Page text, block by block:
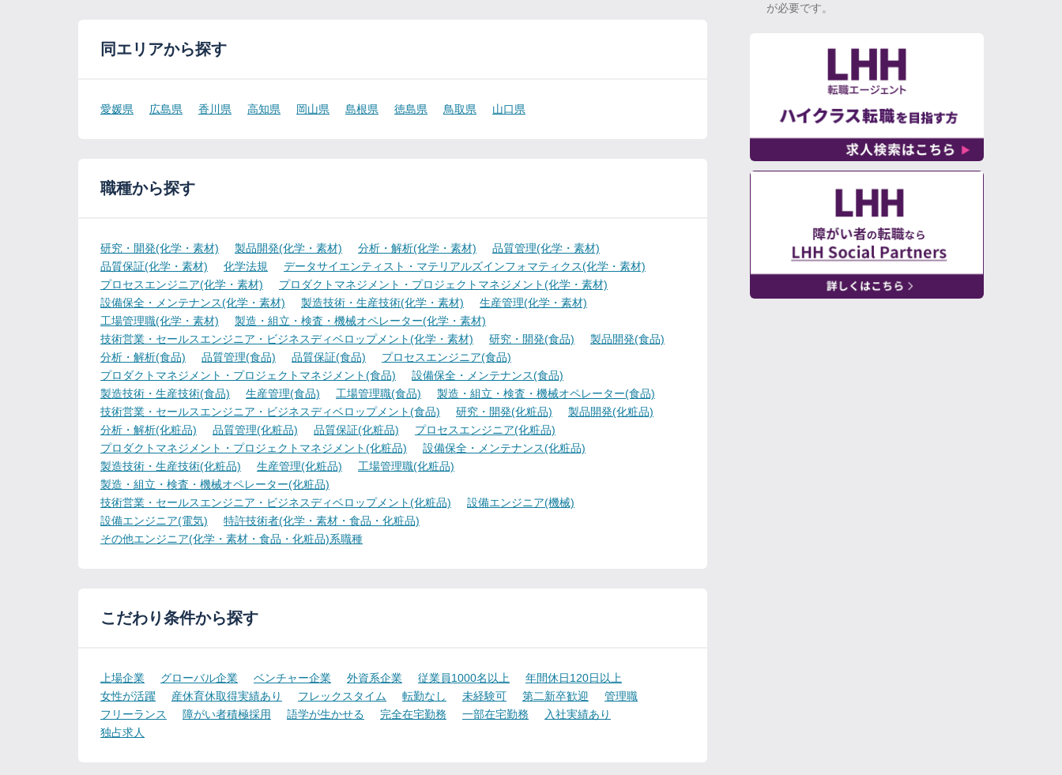
同エリアから探す
愛媛県 広島県 香川県 高知県 岡山県 島根県 徳島県 鳥取県 山口県
職種から探す
研究・開発(化学・素材) 製品開発(化学・素材) 分析・解析(化学・素材)
品質管理(化学・素材)
品質保証(化学・素材)
化学法規
データサイエンティスト・マテリアルズインフォマティクス(化学・素材)
プロセスエンジニア(化学・素材)
プロダクトマネジメント・プロジェクトマネジメント(化学・素材)
設備保全・メンテナンス(化学・素材)
製造技術・生産技術(化学・素材)
生産管理(化学・素材)
工場管理職(化学・素材)
製造・組立・検査・機械オペレーター(化学・素材)
技術営業・セールスエンジニア・ビジネスディベロップメント(化学・素材)
研究・開発(食品)
製品開発(食品)
分析・解析(食品)
品質管理(食品) 品質保証(食品)
プロセスエンジニア(食品)
プロダクトマネジメント・プロジェクトマネジメント(食品)
設備保全・メンテナンス(食品)
製造技術・生産技術(食品)
生産管理(食品) 工場管理職(食品)
製造・組立・検査・機械オペレーター(食品)
技術営業・セールスエンジニア・ビジネスディベロップメント(食品)
研究・開発(化粧品)
製品開発(化粧品)
分析・解析(化粧品)
品質管理(化粧品) 品質保証(化粧品)
プロセスエンジニア(化粧品)
プロダクトマネジメント・プロジェクトマネジメント(化粧品)
設備保全・メンテナンス(化粧品)
製造技術・生産技術(化粧品)
生産管理(化粧品)
工場管理職(化粧品)
製造・組立・検査・機械オペレーター(化粧品)
技術営業・セールスエンジニア・ビジネスディベロップメント(化粧品)
設備エンジニア(機械)
設備エンジニア(電気)
特許技術者(化学・素材・食品・化粧品)
その他エンジニア(化学・素材・食品・化粧品)系職種
こだわり条件から探す
上場企業 グローバル企業 ベンチャー企業 外資系企業 従業員1000名以上
年間休日120日以上
女性が活躍
産休育休取得実績あり フレックスタイム 転勤なし 未経験可 第二新卒歓迎
管理職
フリーランス
障がい者積極採用 語学が生かせる 完全在宅勤務 一部在宅勤務
入社実績あり
独占求人
が必要です。